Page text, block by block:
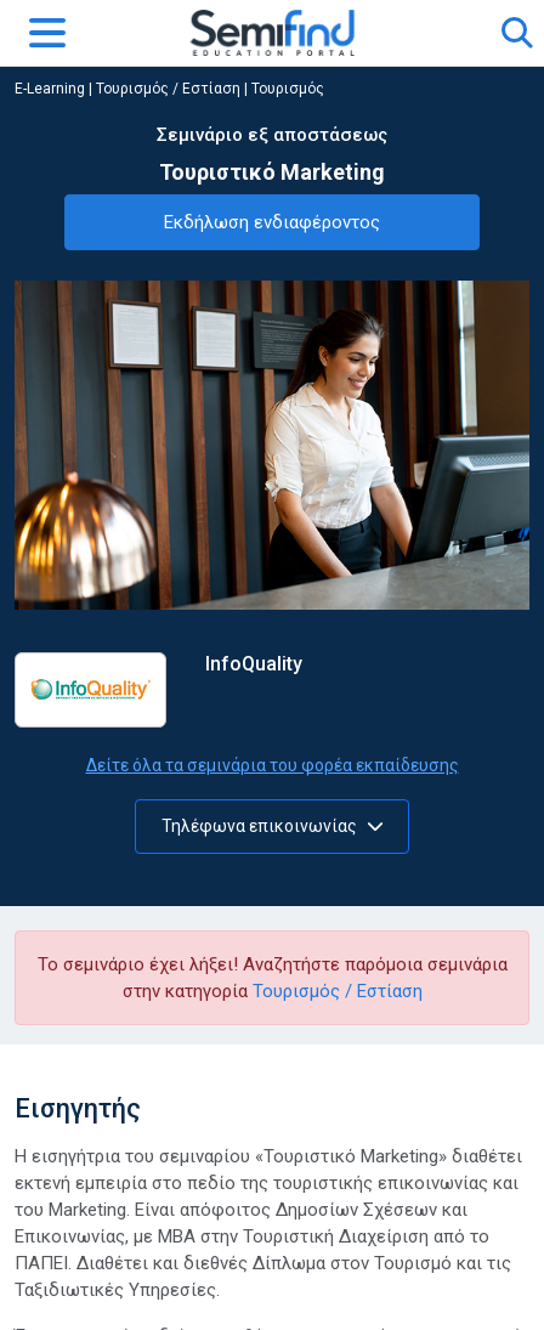
E-Learning Τουρισμός / Εστίαση Τουρισμός
Σεμινάριο εξ αποστάσεως
Τουριστικό Marketing
Εκδήλωση ενδιαφέροντος
InfoQuality
Δείτε όλα τα σεμινάρια του φορέα εκπαίδευσης
Τηλέφωνα επικοινωνίας
Το σεμινάριο έχει λήξει! Αναζητήστε παρόμοια σεμινάρια
στην κατηγορία Τουρισμός / Εστίαση
Εισηγητής
Η εισηγήτρια του σεμιναρίου «Τουριστικό Marketing» διαθέτει
εκτενή εμπειρία στο πεδίο της τουριστικής επικοινωνίας και
του Marketing. Είναι απόφοιτος Δημοσίων Σχέσεων και
Επικοινωνίας, με MBA στην Τουριστική Διαχείριση από το
ΠΑΠΕΙ. Διαθέτει και διεθνές Δίπλωμα στον Τουρισμό και τις
Ταξιδιωτικές Υπηρεσίες.